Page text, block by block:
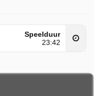
Speelduur
23:42